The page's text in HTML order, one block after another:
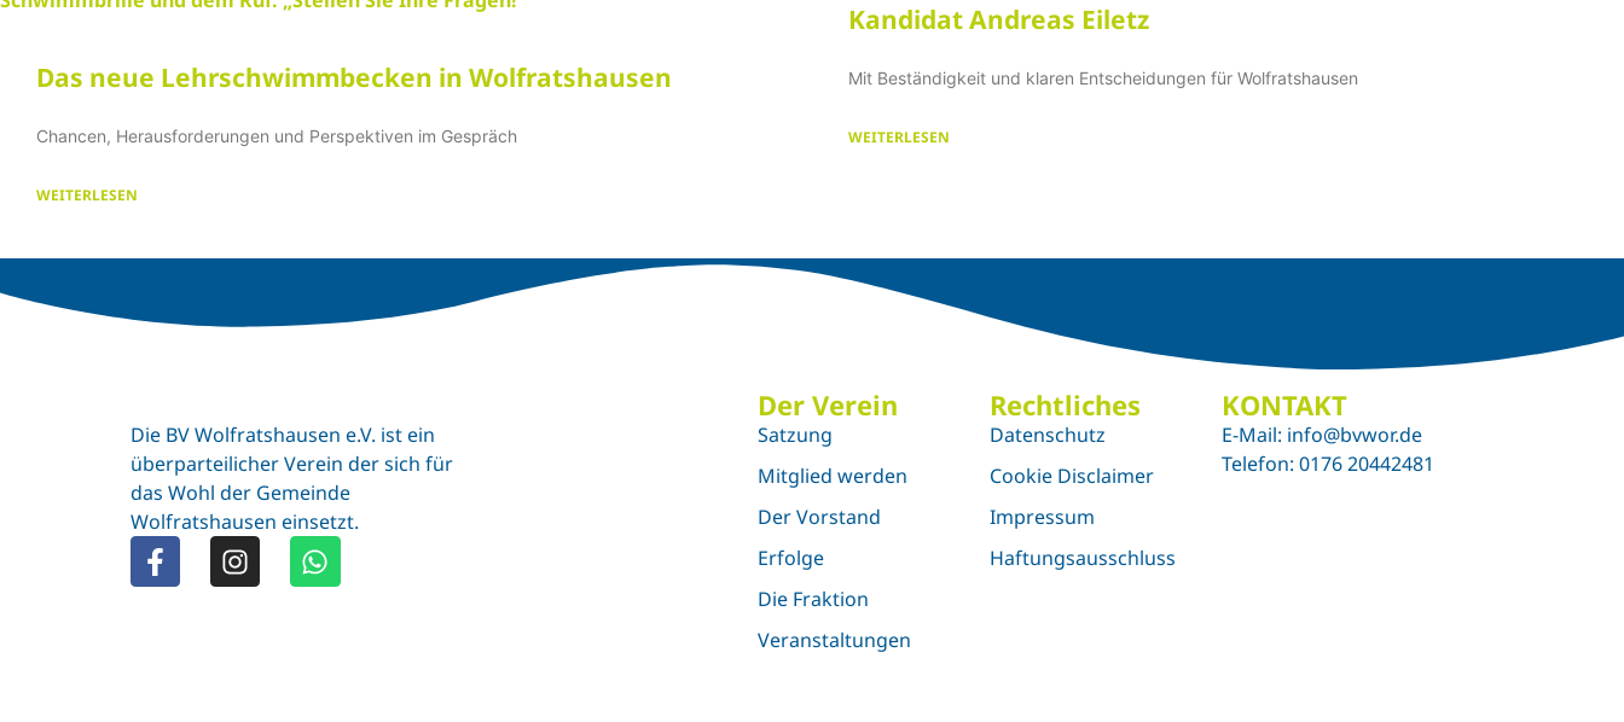
Das neue Lehrschwimmbecken in Wolfratshausen
Chancen, Herausforderungen und Perspektiven im Gespräch
WEITERLESEN
Kandidat Andreas Eiletz
Mit Beständigkeit und klaren Entscheidungen für Wolfratshausen
WEITERLESEN
Die BV Wolfratshausen e.V. ist ein
überparteilicher Verein der sich für
das Wohl der Gemeinde
Wolfratshausen einsetzt.
Der Verein
Satzung
Mitglied werden
Der Vorstand
Erfolge
Die Fraktion
Veranstaltungen
Rechtliches
Datenschutz
Cookie Disclaimer
Impressum
Haftungsausschluss
KONTAKT
E-Mail: info@bvwor.de
Telefon: 0176 20442481